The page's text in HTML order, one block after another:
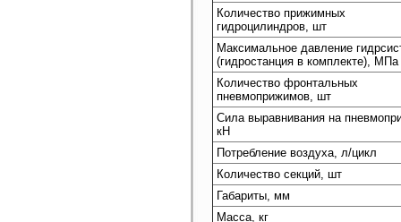
Количество прижимных
гидроцилиндров, шт
Максимальное давление
(гидростанция в комплекте), МПа
Количество фронтальных
пневмоприжимов, шт
Сила выравнивания на
кН
Потребление воздуха, л/цикл
Количество секций, шт
Габариты, мм
Масса, кг